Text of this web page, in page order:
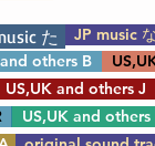
た
JP music
others B
US,UK and others J
US,UK and others